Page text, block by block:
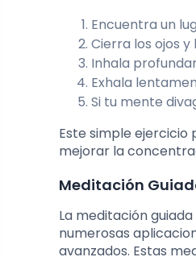
Encuentra un
Cierra los ojos
Inhala
Exhala
Si tu mente
Este simple
mejorar la
Meditación
La meditación
numerosas
avanzados. Estas